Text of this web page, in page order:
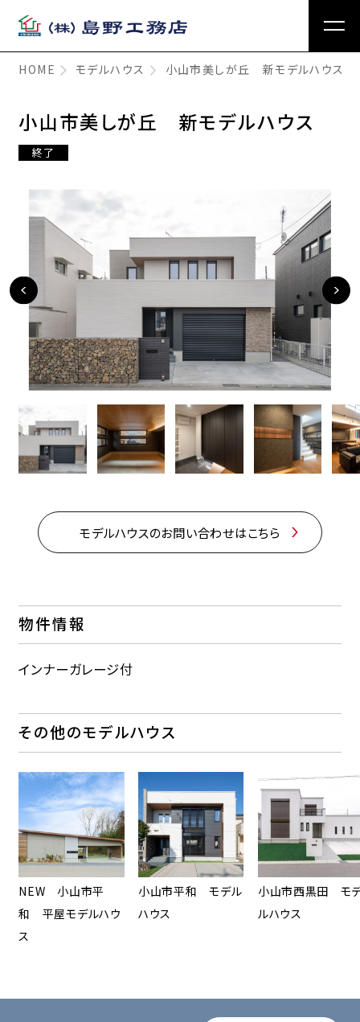
HOME モデルハウス 小山市美しが丘 新モデルハウス
小山市美しが丘 新モデルハウス
終了
モデルハウスのお問い合わせはこちら
物件情報
インナーガレージ付
その他のモデルハウス
NEW 小山市平
和 平屋モデルハウ
ス
小山市平和 モデル
ハウス
小山市西黒田 モ
ルハウス